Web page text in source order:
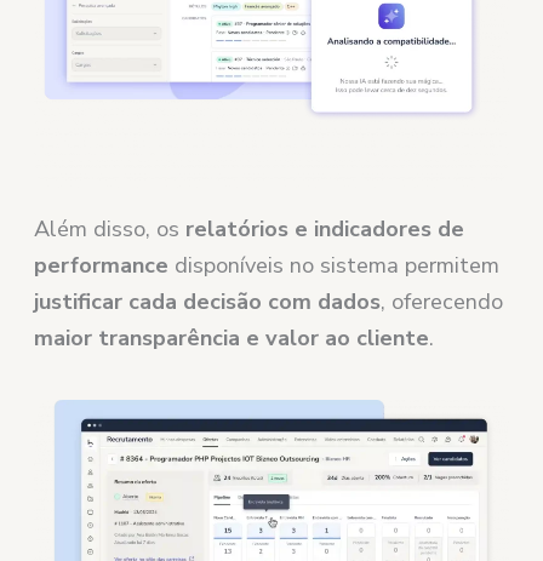
Além disso, os relatórios e indicadores de
performance disponíveis no sistema permitem
justificar cada decisão com dados, oferecendo
maior transparência e valor ao cliente.